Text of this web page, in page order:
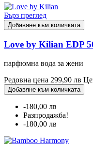
Бърз преглед
Добавяне към количката
Love by Kilian EDP
парфюмна вода за жени
Редовна цена 299,90 лв
Добавяне към количката
-180,00 лв
Разпродажба!
-180,00 лв